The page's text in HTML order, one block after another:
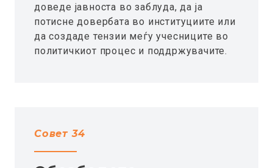
доведе јавноста во заблуда, да ја
потисне довербата во институциите или
да создаде тензии меѓу учесниците во
политичкиот процес и поддржувачите.
Совет 34